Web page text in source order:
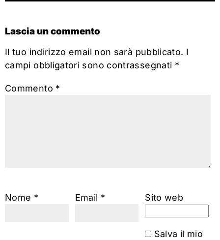
Lascia un commento
Il tuo indirizzo email non sarà pubblicato. I
campi obbligatori sono contrassegnati *
Commento *
Nome * Email * Sito web
Salva il mio